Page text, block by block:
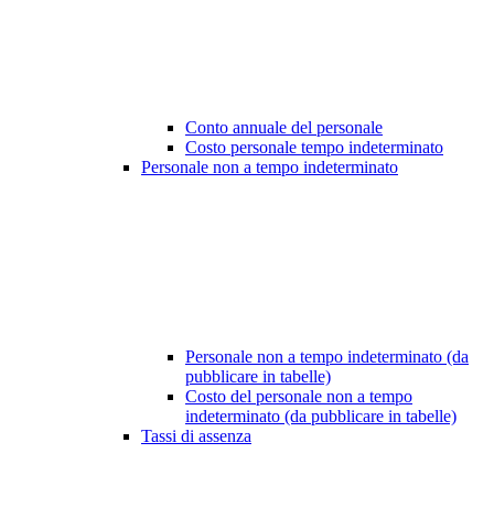
Conto annuale del personale
Costo personale tempo indeterminato
Personale non a tempo indeterminato
Personale non a tempo indeterminato (da
pubblicare in tabelle)
Costo del personale non a tempo
indeterminato (da pubblicare in tabelle)
Tassi di assenza